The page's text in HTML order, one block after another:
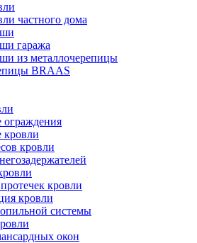
частного дома
гаража
из металлочерепицы
BRAAS
ограждения
кровли
кровли
кровли
кровли
системы
окон